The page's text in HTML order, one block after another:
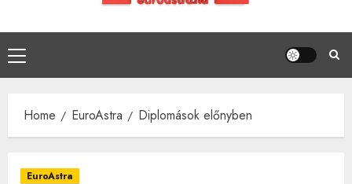
Primary
Menu
Home EuroAstra Diplomások előnyben
EuroAstra